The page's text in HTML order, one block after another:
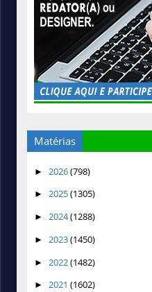
Matérias
► 2026(798)
► 2025(1305)
► 2024(1288)
► 2023(1450)
► 2022(1482)
► 2021 (1602)